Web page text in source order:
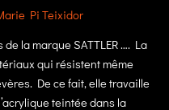
Pi Teixidor
la marque SATTLER …. La
qui résistent même
De ce fait, elle travaille
teintée dans la